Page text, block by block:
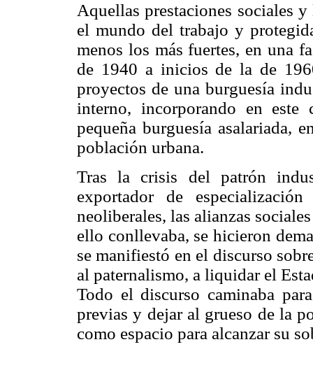
Aquellas prestaciones sociales
el mundo del trabajo y
menos los más fuertes, en una
de 1940 a inicios de la de
proyectos de una burguesía
interno, incorporando en
pequeña burguesía asalariada,
población urbana.
Tras la crisis del patrón
exportador de
neoliberales, las alianzas
ello conllevaba, se hicieron
se manifiestó en el discurso
al paternalismo, a liquidar el
Todo el discurso caminaba
previas y dejar al grueso de la
como espacio para alcanzar su